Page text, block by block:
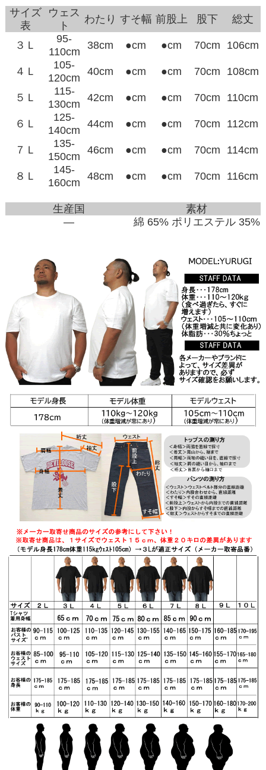
サイズ
表
ウェス
ト
わたり すそ幅 前股上 股下 総丈
３Ｌ
95-
110cm
38cm ●cm ●cm 70cm 106cm
４Ｌ
105-
120cm
40cm ●cm ●cm 70cm 108cm
５Ｌ
115-
130cm
42cm ●cm ●cm 70cm 110cm
６Ｌ
125-
140cm
44cm ●cm ●cm 70cm 112cm
７Ｌ
135-
150cm
46cm ●cm ●cm 70cm 114cm
８Ｌ
145-
160cm
48cm ●cm ●cm 70cm 116cm
生産国
素材
―
綿 65% ポリエステル 35%